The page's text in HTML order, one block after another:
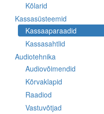
Kõlarid
Kassasüsteemid
Kassaaparaadid
Kassasahtlid
Audiotehnika
Audiovõimendid
Kõrvaklapid
Raadiod
Vastuvõtjad